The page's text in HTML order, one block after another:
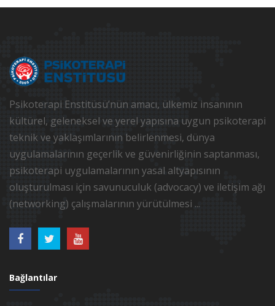
Psikoterapi Enstitüsü’nün amacı, ülkemiz insanının
kültürel, geleneksel ve yerel yapısına uygun psikoterapi
teknik ve yaklaşımlarının belirlenmesi, dünya
uygulamalarının geçerlik ve güvenirliğinin saptanması,
psikoterapi uygulamalarının yasal altyapısının
oluşturulması için savunuculuk (advocacy) ve iletişim ağı
(networking) çalışmalarının yürütülmesi ...
Bağlantılar